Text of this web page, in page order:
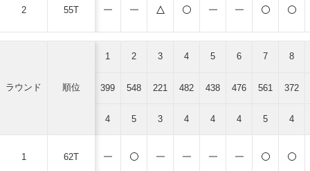
2 55T
ラウンド 順位
1 62T
1 2 3 4 5 6 7 8
399 548 221 482 438 476 561 372
4 5 3 4 4 4 5 4